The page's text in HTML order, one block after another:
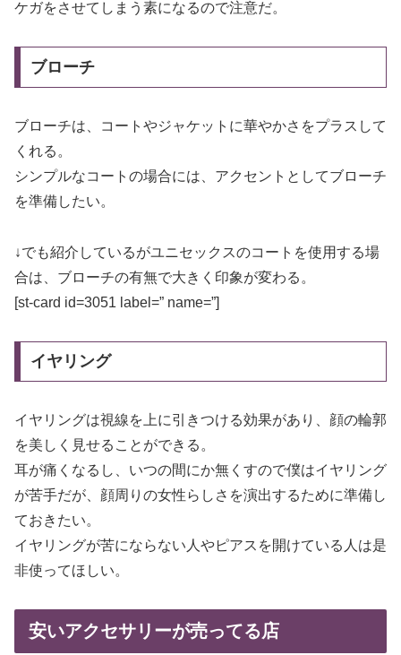
ケガをさせてしまう素になるので注意だ。
ブローチ
ブローチは、コートやジャケットに華やかさをプラスして
くれる。
シンプルなコートの場合には、アクセントとしてブローチ
を準備したい。
↓でも紹介しているがユニセックスのコートを使用する場
合は、ブローチの有無で大きく印象が変わる。
[st-card id=3051 label=” name=”]
イヤリング
イヤリングは視線を上に引きつける効果があり、顔の輪郭
を美しく見せることができる。
耳が痛くなるし、いつの間にか無くすので僕はイヤリング
が苦手だが、顔周りの女性らしさを演出するために準備し
ておきたい。
イヤリングが苦にならない人やピアスを開けている人は是
非使ってほしい。
安いアクセサリーが売ってる店